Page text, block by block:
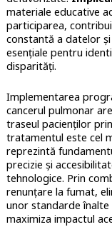
materiale educative
participarea,
constantă a datelor
esențiale pentru
disparități.
Implementarea
cancerul pulmonar
traseul pacienților
tratamentul este cel
reprezintă
precizie și
tehnologice. Prin
renunțare la fumat,
unor standarde
maximiza impactul